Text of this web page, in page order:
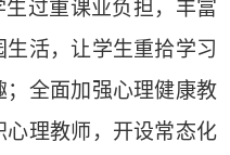
生过重课业负担，丰富
活，让学生重拾学习
全面加强心理健康教
理教师，开设常态化